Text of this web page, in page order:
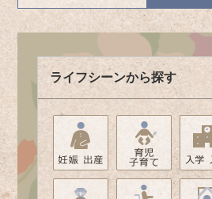
ライフシーンから探す